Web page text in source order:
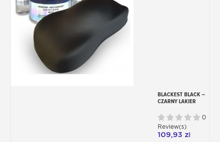
BLACKEST BLACK –
CZARNY LAKIER
0
Review(s)
109,93 zł